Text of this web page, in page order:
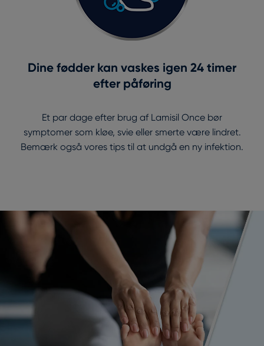
Dine fødder kan vaskes igen 24 timer
efter påføring
Et par dage efter brug af Lamisil Once bør
symptomer som kløe, svie eller smerte være lindret.
Bemærk også vores tips til at undgå en ny infektion.